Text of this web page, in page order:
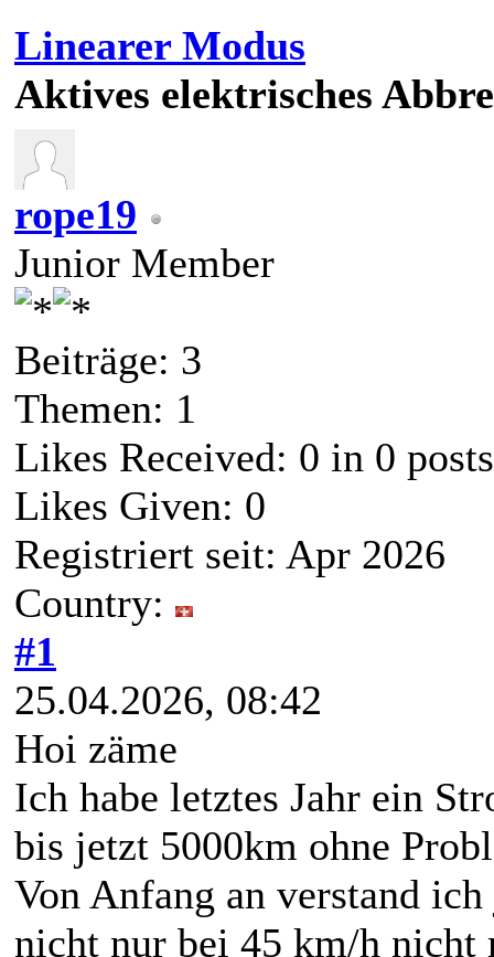
Linearer Modus
Aktives elektrisches
rope19
Junior Member
Beiträge: 3
Themen: 1
Likes Received: 0 in 0 posts
Likes Given: 0
Registriert seit: Apr 2026
Country:
#1
25.04.2026, 08:42
Hoi zäme
Ich habe letztes Jahr ein
bis jetzt 5000km ohne
Von Anfang an verstand
nicht nur bei 45 km/h nicht